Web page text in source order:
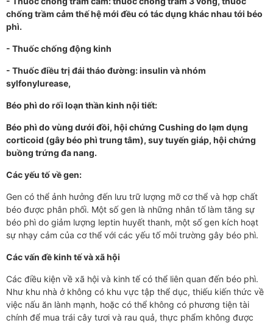
chống trầm cảm thế hệ mới đều có tác dụng khác nhau tới béo
phì.
- Thuốc chống động kinh
- Thuốc điều trị đái tháo đường: insulin và nhóm
sylfonylurease,
Béo phì do rối loạn thần kinh nội tiết:
­Béo phì do vùng dưới đồi, hội chứng Cushing do lạm dụng
corticoid (gây béo phì trung tâm), suy tuyến giáp, hội chứng
buồng trứng đa nang.
Các yếu tố về gen:
Gen có thể ảnh hưởng đến lưu trữ lượng mỡ cơ thể và hợp chất
béo được phân phối. Một số gen là những nhân tố làm tăng sự
béo phì do giảm lượng leptin huyết thanh, một số gen kích hoạt
sự nhạy cảm của cơ thể với các yếu tố môi trường gây béo phì.
Các vấn đề kinh tế và xã hội
Các điều kiện về xã hội và kinh tế có thể liên quan đến béo phì.
Như khu nhà ở không có khu vực tập thể dục, thiếu kiến thức về
việc nấu ăn lành mạnh, hoặc có thể không có phương tiện tài
chính để mua trái cây tươi và rau quả, thực phẩm không được